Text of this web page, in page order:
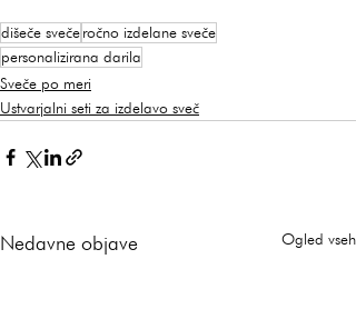
dišeče svečeročno izdelane sveče
personalizirana darila
Sveče po meri
Ustvarjalni seti za izdelavo sveč
Nedavne objave Ogled vseh